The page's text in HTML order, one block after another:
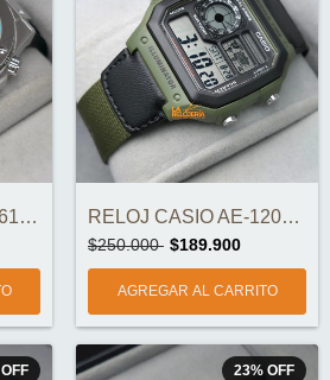
RELOJ KOSMO K8661 AUTOMÁTICO ORIGINAL RELOJ CASIO AE-1200WHB-3BVDF ORIGINAL
$250.000 $189.900
OFF 23% OFF